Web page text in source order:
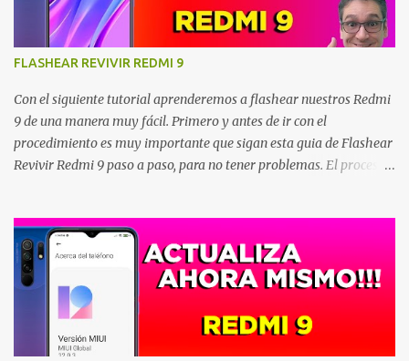
AQUI CARPETA CLICK AQUI No te olvides de seguirnos en nuestras
redes sociales. Has click para suscribirte en YouTube Has click
para darle Me Gusta en Facebook
FLASHEAR REVIVIR REDMI 9
Con el siguiente tutorial aprenderemos a flashear nuestros Redmi
9 de una manera muy fácil. Primero y antes de ir con el
procedimiento es muy importante que sigan esta guia de Flashear
Revivir Redmi 9 paso a paso, para no tener problemas. El proceso
describe Xiaomi en su página oficial(la que ven en el video). Este lo
encuentran al final de la sección de descarga de las Roms, hago
esta aclaración para que no quede ninguna duda sobre el
procedimiento. Procedimiento para flashear revivir Redmi 9: 1-Ir a
la página oficial de Xiaomi(enlace al final) y descargar la
herramienta “MIUI Rom Flashing Tool”, luego de descargarla la